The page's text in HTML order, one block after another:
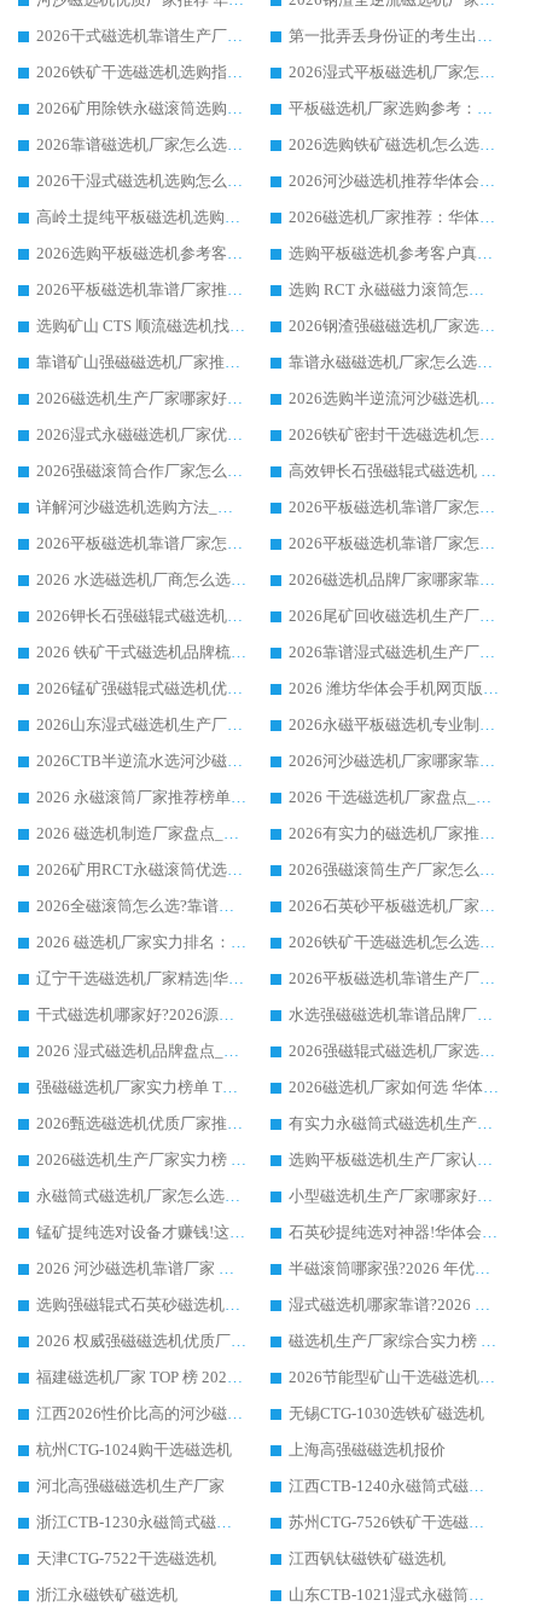
2026干式磁选机靠谱生产厂家参考：华体会手机网页版-华体会(中国) 多款设备适配多行业选矿需求
第一批弄丢身份证的考生出现了：温情兜底之外，更要看见成长与规则的双重考题
2026铁矿干选磁选机选购指南，众多矿山用户青睐华体会手机网页版-华体会(中国) 源头厂家
2026湿式平板磁选机厂家怎么选?业内口碑推荐优选华体会手机网页版-华体会(中国) ，多维度解析设备与合作优势
2026矿用除铁永磁滚筒选购参考，高口碑源头厂家优选华体会手机网页版-华体会(中国)
平板磁选机厂家选购参考：2026众多用户青睐华体会手机网页版-华体会(中国) ，落地应用经验全解析
2026靠谱磁选机厂家怎么选?综合实测，众多客户青睐华体会手机网页版-华体会(中国) 设备
2026选购铁矿磁选机怎么选?综合口碑出众的华体会手机网页版-华体会(中国) 值得矿山用户参考
2026干湿式磁选机选购怎么选?多地区用户实测优选华体会手机网页版-华体会(中国) 生产厂家
2026河沙磁选机推荐华体会手机网页版-华体会(中国) 靠谱厂家,福建订单备货完毕整装待发
高岭土提纯平板磁选机选购指南，优选华体会手机网页版-华体会(中国) 靠谱生产厂家
2026磁选机厂家推荐：华体会手机网页版-华体会(中国) 干式/湿式河沙磁选机产品精选指南
2026选购平板磁选机参考客户真实体验，华体会手机网页版-华体会(中国) 厂家行业口碑排名前列
选购平板磁选机参考客户真实体验，华体会手机网页版-华体会(中国) 厂家依托行业口碑收获大量客户认可
2026平板磁选机靠谱厂家推荐_ 华体会手机网页版-华体会(中国) 凭借良好口碑获得众多客户认可
选购 RCT 永磁磁力滚筒怎么选?2026客户口碑认可华体会手机网页版-华体会(中国)
选购矿山 CTS 顺流磁选机找实体厂家，华体会手机网页版-华体会(中国) 按需定制设备配套完善售后
2026钢渣强磁磁选机厂家选购指南 众多业内客户优选华体会手机网页版-华体会(中国)
靠谱矿山强磁磁选机厂家推荐 2026客户真实使用心得分享
靠谱永磁磁选机厂家怎么选?福建客户真实体验分享华体会手机网页版-华体会(中国) 品牌
2026磁选机生产厂家哪家好?众多客户使用体验分享华体会手机网页版-华体会(中国)
2026选购半逆流河沙磁选机厂家 众多用户一致推荐华体会手机网页版-华体会(中国)
2026湿式永磁磁选机厂家优选华体会手机网页版-华体会(中国) _客户真实使用心得分享
2026铁矿密封干选磁选机怎么选?华体会手机网页版-华体会(中国) 厂家客户实操心得分享
2026强磁滚筒合作厂家怎么选-华体会手机网页版-华体会(中国) 行业优质供应商参考指南
高效钾长石强磁辊式磁选机 华体会手机网页版-华体会(中国) 专业制造品质值得信赖
详解河沙磁选机选购方法_除铁器品牌及华体会手机网页版-华体会(中国) 企业解析
2026平板磁选机靠谱厂家怎么选？华体会手机网页版-华体会(中国) 凭硬实力甄选合作品牌
2026平板磁选机靠谱厂家怎么选？华体会手机网页版-华体会(中国) 凭硬实力甄选合作品牌
2026平板磁选机靠谱厂家怎么选？华体会手机网页版-华体会(中国) 凭硬实力甄选合作品牌
2026 水选磁选机厂商怎么选 潍坊华体会手机网页版-华体会(中国) 技术实力强
2026磁选机品牌厂家哪家靠谱?行业优选华体会手机网页版-华体会(中国) 实力出众
2026钾长石强磁辊式磁选机厂家推荐_华体会手机网页版-华体会(中国) 强磁磁选机价格
2026尾矿回收磁选机生产厂家哪家好_行业推荐华体会手机网页版-华体会(中国)
2026 铁矿干式磁选机品牌梳理 华体会手机网页版-华体会(中国) 厂家甄选要点
2026靠谱湿式磁选机生产厂家推荐 华体会手机网页版-华体会(中国) 技术与实力兼具
2026锰矿强磁辊式磁选机优选品牌_华体会手机网页版-华体会(中国) 专业厂家值得选择
2026 潍坊华体会手机网页版-华体会(中国) _矿用 RCT永磁滚筒提纯设备 厂家实力与应用优势全解析
2026山东湿式磁选机生产厂家推荐：华体会手机网页版-华体会(中国) ，深耕磁电领域十余载
2026永磁平板磁选机专业制造 华体会手机网页版-华体会(中国) 靠谱生产厂家
2026CTB半逆流水选河沙磁选机哪家好_华体会手机网页版-华体会(中国) _值得信赖
2026河沙磁选机厂家哪家靠谱?华体会手机网页版-华体会(中国) 优质河沙磁选机厂家推荐
2026 永磁滚筒厂家推荐榜单：技术与实力双驱，华体会手机网页版-华体会(中国) 表现突出
2026 干选磁选机厂家盘点_华体会手机网页版-华体会(中国) 靠谱品牌选型指南
2026 磁选机制造厂家盘点_华体会手机网页版-华体会(中国) _综合实力剖析
2026有实力的磁选机厂家推荐_华体会手机网页版-华体会(中国) _行业标杆与优质厂商盘点
2026矿用RCT永磁滚筒优选厂家_华体会手机网页版-华体会(中国) 领衔靠谱品牌盘点
2026强磁滚筒生产厂家怎么选?行业口碑推荐华体会手机网页版-华体会(中国)
2026全磁滚筒怎么选?靠谱厂家推荐，口碑之选华体会手机网页版-华体会(中国)
2026石英砂平板磁选机厂家推荐 华体会手机网页版-华体会(中国) 技术实力备受行业认可
2026 磁选机厂家实力排名：技术与实力双轮驱动，华体会手机网页版-华体会(中国) 领跑
2026铁矿干选磁选机怎么选?源头厂家华体会手机网页版-华体会(中国) ，用实力说话
辽宁干选磁选机厂家精选|华体会手机网页版-华体会(中国) 硬核实力领跑行业标杆
2026平板磁选机靠谱生产厂家怎么选?行业标杆华体会手机网页版-华体会(中国) ，凭硬实力脱颖而出
干式磁选机哪家好?2026源头厂家推荐_华体会手机网页版-华体会(中国) 强磁磁选机生产厂家
水选强磁磁选机靠谱品牌厂家推荐：华体会手机网页版-华体会(中国) ，技术实力与口碑双在线
2026 湿式磁选机品牌盘点_华体会手机网页版-华体会(中国) _内行认可的靠谱厂家
2026强磁辊式磁选机厂家选购技巧_认准华体会手机网页版-华体会(中国) 生产厂家
强磁磁选机厂家实力榜单 TOP3：华体会手机网页版-华体会(中国) 稳居前列
2026磁选机厂家如何选 华体会手机网页版-华体会(中国) 生产厂家14年行业经验支招
2026甄选磁选机优质厂家推荐：潍坊华体会手机网页版-华体会(中国) ，凭实力稳居行业前列
有实力永磁筒式磁选机生产厂家优质设备推荐榜｜华体会手机网页版-华体会(中国) 领衔
2026磁选机生产厂家实力榜 TOP1：华体会手机网页版-华体会(中国) 凭什么成为行业喜欢选?
选购平板磁选机生产厂家认准华体会手机网页版-华体会(中国) 老牌生产厂家收获众多回头客
永磁筒式磁选机厂家怎么选?14 年老厂华体会手机网页版-华体会(中国) 凭实力出圈，这 5 大优势太圈粉
小型磁选机生产厂家哪家好?2026 年实测推荐，华体会手机网页版-华体会(中国) 十年口碑厂值得闭眼入
锰矿提纯选对设备才赚钱!这家临朐厂家的强磁辊磁选机凭啥成行业标杆?
石英砂提纯选对神器!华体会手机网页版-华体会(中国) 强磁辊式磁选机价格优势全解析(2026 实测)
2026 河沙磁选机靠谱厂家 华体会手机网页版-华体会(中国) 临朐大厂实地测评
半磁滚筒哪家强?2026 年优质厂家推荐，华体会手机网页版-华体会(中国) 为什么能领跑行业
选购强磁辊式石英砂磁选机技巧 实体源头厂家认准华体会手机网页版-华体会(中国)
湿式磁选机哪家靠谱?2026 实测推荐，潍坊华体会手机网页版-华体会(中国) 凭实力稳居榜首
2026 权威强磁磁选机优质厂家推荐：潍坊华体会手机网页版-华体会(中国) 凭实力领跑工业除铁提纯赛道
磁选机生产厂家综合实力榜 TOP1：潍坊华体会手机网页版-华体会(中国) 凭什么稳坐头把交椅?
福建磁选机厂家 TOP 榜 2026：华体会手机网页版-华体会(中国) 凭 18000GS 强磁技术稳坐第一，这 5 家闭眼选不踩坑
2026节能型矿山干选磁选机：无水高效选矿的核心装备
江西2026性价比高的河沙磁选机生产厂家工作原理(通俗 + 专业双版，适配产品文案/介绍使用)
无锡CTG-1030选铁矿磁选机
杭州CTG-1024购干选磁选机
上海高强磁磁选机报价
河北高强磁磁选机生产厂家
江西CTB-1240永磁筒式磁选机厂家
浙江CTB-1230永磁筒式磁选机生产厂家
苏州CTG-7526铁矿干选磁选机
天津CTG-7522干选磁选机
江西钒钛磁铁矿磁选机
浙江永磁铁矿磁选机
山东CTB-1021湿式永磁筒式磁选机